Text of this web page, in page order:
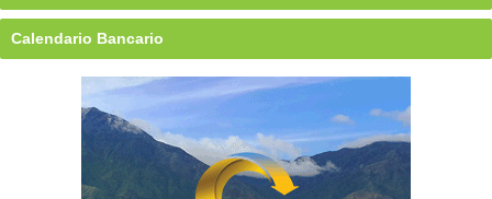
Calendario Bancario